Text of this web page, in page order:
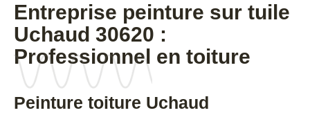
Entreprise peinture sur tuile
Uchaud 30620 :
Professionnel en toiture
Peinture toiture Uchaud